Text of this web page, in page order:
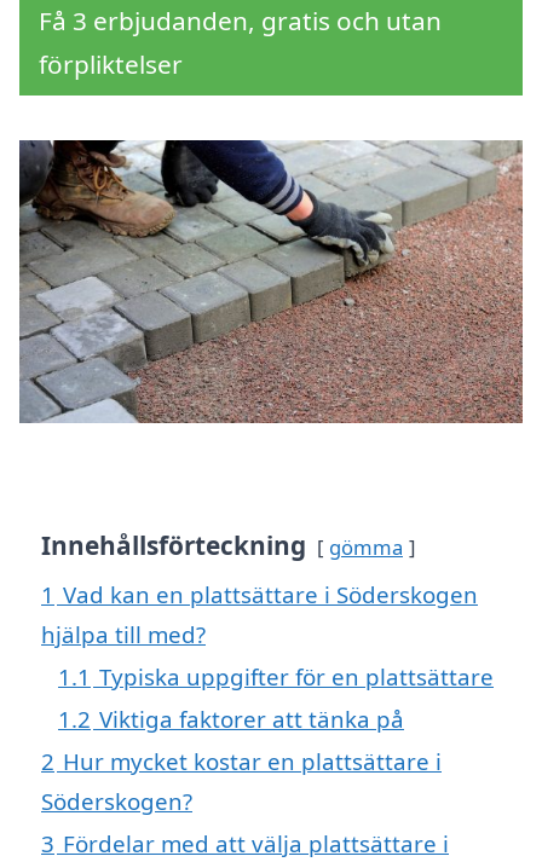
Få 3 erbjudanden, gratis och utan
förpliktelser
Innehållsförteckning gömma
1 Vad kan en plattsättare i Söderskogen
hjälpa till med?
1.1 Typiska uppgifter för en plattsättare
1.2 Viktiga faktorer att tänka på
2 Hur mycket kostar en plattsättare i
Söderskogen?
3 Fördelar med att välja plattsättare i